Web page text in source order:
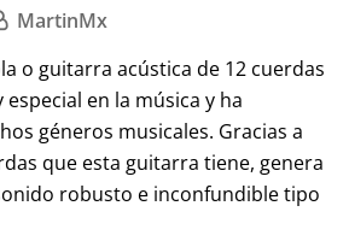
MartinMx
o guitarra acústica de 12 cuerdas
en la música y ha
géneros musicales. Gracias a
que esta guitarra tiene, genera
robusto e inconfundible tipo